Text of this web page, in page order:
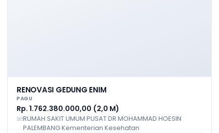
RENOVASI GEDUNG ENIM
PAGU
Rp. 1.762.380.000,00 (2,0 M)
RUMAH SAKIT UMUM PUSAT DR MOHAMMAD HOESIN
PALEMBANG Kementerian Kesehatan